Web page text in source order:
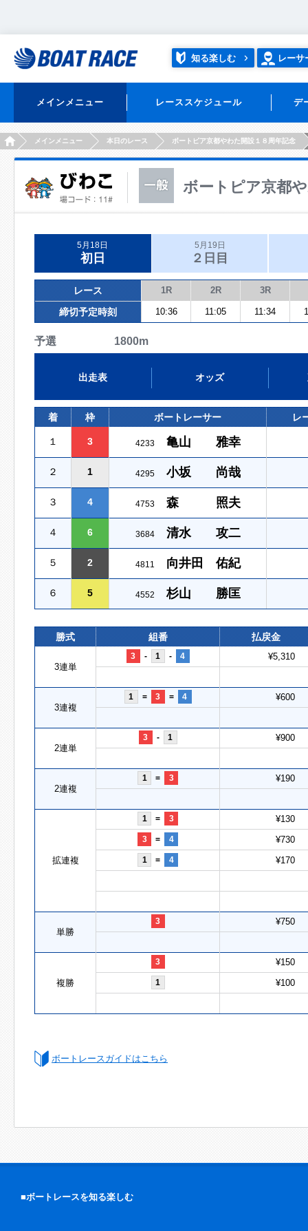
知る楽しむ レーサ
メインメニュー レーススケジュール デ
HOMEメインメニュー 本日のレース ボートピア京都やわた開設１８周年記念
ボートピア京都
5月18日
初日
5月19日
２日目
レース 1R 2R 3R
締切予定時刻 10:36 11:05 11:34
予選 1800m
出走表 オッズ
着 枠 ボートレーサー レ
１ 3 4233 亀山 雅幸
２ 1 4295 小坂 尚哉
３ 4 4753 森 照夫
４ 6 3684 清水 攻二
５ 2 4811 向井田 佑紀
６ 5 4552 杉山 勝匡
勝式 組番 払戻金
3連単
3 - 1 - 4 ¥5,310
3連複
1 = 3 = 4 ¥600
2連単
3 - 1 ¥900
2連複
1 = 3 ¥190
拡連複
1 = 3 ¥130
3 = 4 ¥730
1 = 4 ¥170
単勝
3 ¥750
複勝
3 ¥150
1 ¥100
ボートレースガイドはこちら
■ボートレースを知る楽しむ